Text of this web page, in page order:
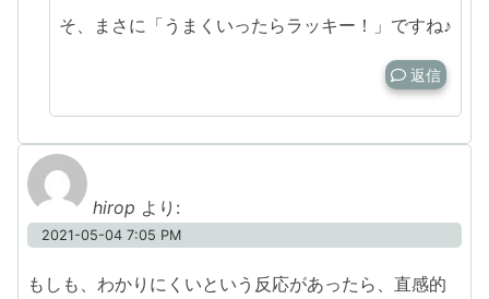
そ、まさに「うまくいったらラッキー！」ですね♪
返信
hirop より:
2021-05-04 7:05 PM
もしも、わかりにくいという反応があったら、直感的